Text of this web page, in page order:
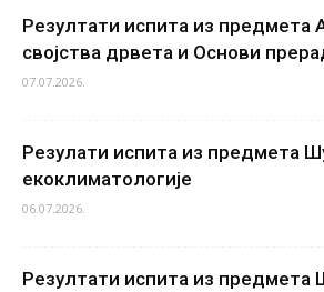
Резултати испита из предмета
својства дрвета и Основи
07.07.2026.
Резулати испита из предмета
екоклиматологије
06.07.2026.
Резултати испита из предмета